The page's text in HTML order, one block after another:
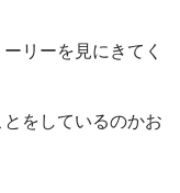
リーを見にきてく
をしているのかお